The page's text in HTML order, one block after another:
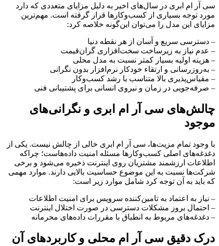
سی آر ام ابری در سال‌های اخیر به دلیل مزایای متعددی که دارد
مورد توجه بسیاری از کسب‌وکارها قرار گرفته است. مهم‌ترین
مزایای این مدل را می‌توان این‌گونه خلاصه کرد:
– دسترسی سریع و آسان از هر نقطه دنیا
– عدم نیاز به زیرساخت سخت‌افزاری گران‌قیمت
– هزینه اولیه بسیار کمتر نسبت به مدل محلی
– به‌روزرسانی و ارتقاء خودکار نرم‌افزار بدون نگرانی
– مقیاس‌پذیری بالا متناسب با رشد کسب‌وکار
– صرفه‌جویی در زمان و نیروی انسانی برای پشتیبانی فنی
چالش‌های سی آر ام ابری و نگرانی‌های
موجود
با وجود تمام مزیت‌ها، سی آر ام ابری خالی از چالش نیست. یکی از
دغدغه‌های اصلی کسب‌وکارها مسئله امنیت داده‌هاست؛ چراکه
اطلاعات ارزشمند مشتریان روی اینترنت ذخیره می‌شود و برخی
شرکت‌ها نسبت به این موضوع حساسیت بالایی دارند. موارد مهمی
که باید به آن توجه کرد شامل موارد زیر است:
– نیاز به اعتماد به تامین‌کننده سرویس برای امنیت اطلاعات
– احتمال بروز مشکلات دسترسی در صورت اختلال اینترنت
– دغدغه‌های مربوط به انطباق با مقررات داده‌های محرمانه
درک دقیق سی آر ام محلی و کاربردهای آن